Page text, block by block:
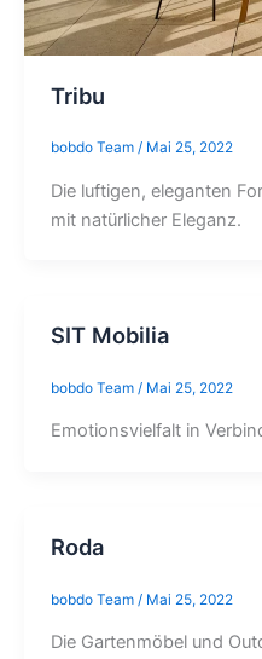
Tribu
bobdo Team / Mai 25, 2022
Die luftigen, eleganten
mit natürlicher Eleganz.
SIT Mobilia
bobdo Team / Mai 25, 2022
Emotionsvielfalt in
Roda
bobdo Team / Mai 25, 2022
Die Gartenmöbel und